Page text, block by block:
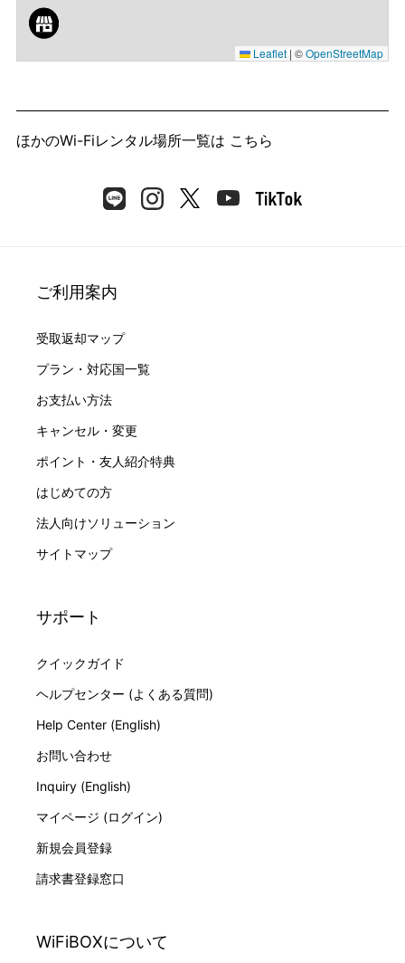
Leaflet | ©OpenStreetMap
ほかのWi-Fiレンタル場所一覧は こちら
ご利用案内
受取返却マップ
プラン・対応国一覧
お支払い方法
キャンセル・変更
ポイント・友人紹介特典
はじめての方
法人向けソリューション
サイトマップ
サポート
クイックガイド
ヘルプセンター (よくある質問)
Help Center (English)
お問い合わせ
Inquiry (English)
マイページ (ログイン)
新規会員登録
請求書登録窓口
WiFiBOXについて